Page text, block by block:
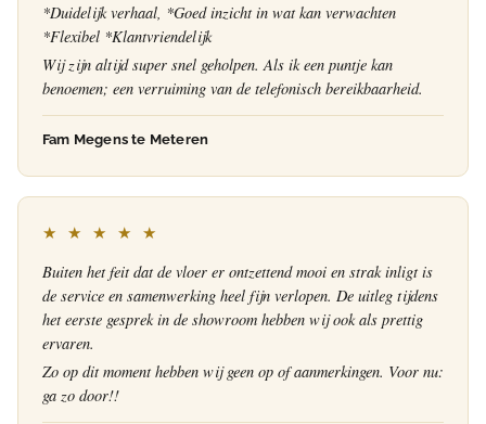
*Duidelijk verhaal, *Goed inzicht in wat kan verwachten
*Flexibel *Klantvriendelijk
Wij zijn altijd super snel geholpen. Als ik een puntje kan
benoemen; een verruiming van de telefonisch bereikbaarheid.
Fam Megens te Meteren
★ ★ ★ ★ ★
Buiten het feit dat de vloer er ontzettend mooi en strak inligt is
de service en samenwerking heel fijn verlopen. De uitleg tijdens
het eerste gesprek in de showroom hebben wij ook als prettig
ervaren.
Zo op dit moment hebben wij geen op of aanmerkingen. Voor nu:
ga zo door!!